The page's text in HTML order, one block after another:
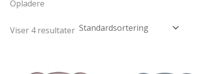
Opladere
Viser 4 resultater